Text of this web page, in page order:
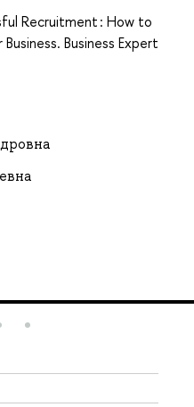
Recruitment : How to
Business Expert